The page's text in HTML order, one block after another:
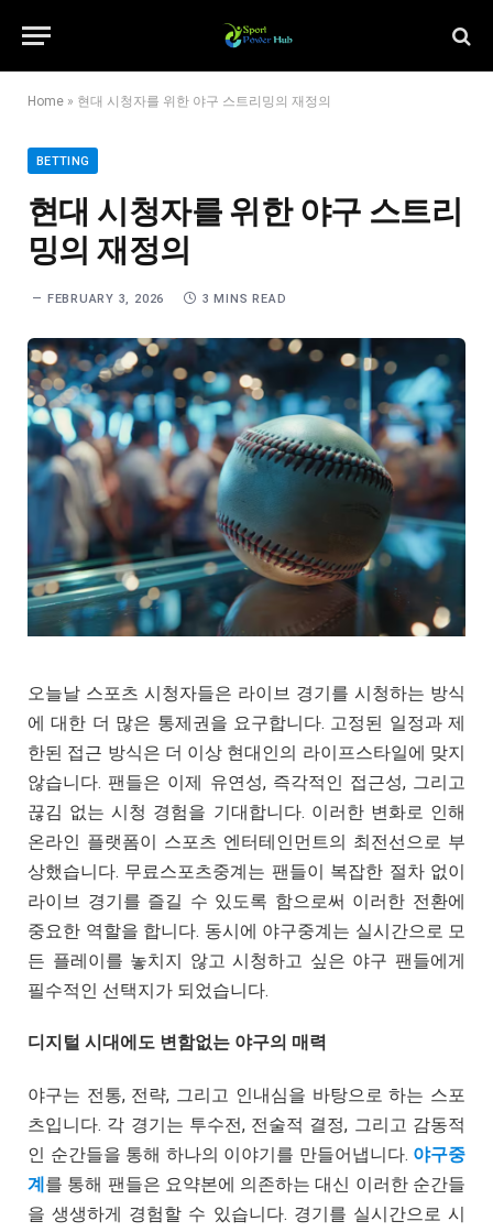
Home » 현대 시청자를 위한 야구 스트리밍의 재정의
BETTING
현대 시청자를 위한 야구 스트리
밍의 재정의
FEBRUARY 3, 2026 3 MINS READ
오늘날 스포츠 시청자들은 라이브 경기를 시청하는 방식
에 대한 더 많은 통제권을 요구합니다. 고정된 일정과 제
한된 접근 방식은 더 이상 현대인의 라이프스타일에 맞지
않습니다. 팬들은 이제 유연성, 즉각적인 접근성, 그리고
끊김 없는 시청 경험을 기대합니다. 이러한 변화로 인해
온라인 플랫폼이 스포츠 엔터테인먼트의 최전선으로 부
상했습니다. 무료스포츠중계는 팬들이 복잡한 절차 없이
라이브 경기를 즐길 수 있도록 함으로써 이러한 전환에
중요한 역할을 합니다. 동시에 야구중계는 실시간으로 모
든 플레이를 놓치지 않고 시청하고 싶은 야구 팬들에게
필수적인 선택지가 되었습니다.
디지털 시대에도 변함없는 야구의 매력
야구는 전통, 전략, 그리고 인내심을 바탕으로 하는 스포
츠입니다. 각 경기는 투수전, 전술적 결정, 그리고 감동적
인 순간들을 통해 하나의 이야기를 만들어냅니다. 야구중
계를 통해 팬들은 요약본에 의존하는 대신 이러한 순간들
을 생생하게 경험할 수 있습니다. 경기를 실시간으로 시